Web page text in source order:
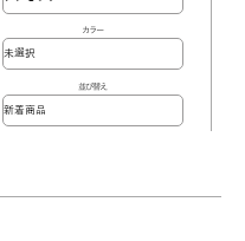
カラー
並び替え